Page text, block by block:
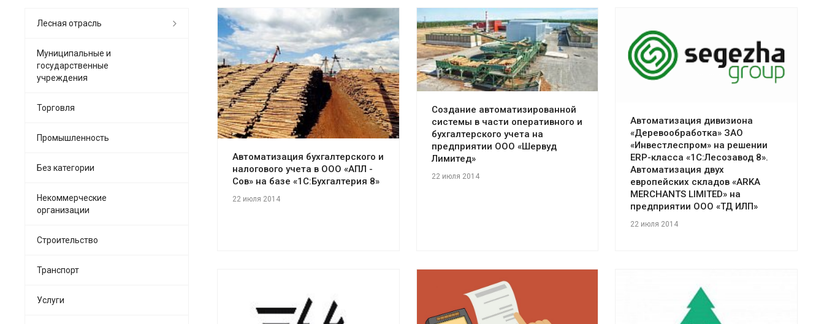
Смотреть проект
Автоматизация бухгалтерского и
налогового учета в ООО «АПЛ -
Сов» на базе «1С:Бухгалтерия 8»
22 июля 2014
Смотреть проект
Создание автоматизированной
системы в части оперативного и
бухгалтерского учета на
предприятии ООО «Шервуд
Лимитед»
22 июля 2014
Смотреть проект
Автоматизация дивизиона
«Деревообработка» ЗАО
«Инвестлеспром» на решении
ERP-класса «1С:Лесозавод 8».
Автоматизация двух
европейских складов «ARKA
MERCHANTS LIMITED» на
предприятии ООО «ТД ИЛП»
22 июля 2014
Лесная отрасль
Муниципальные и
государственные
учреждения
Торговля
Промышленность
Без категории
Некоммерческие
организации
Строительство
Транспорт
Услуги